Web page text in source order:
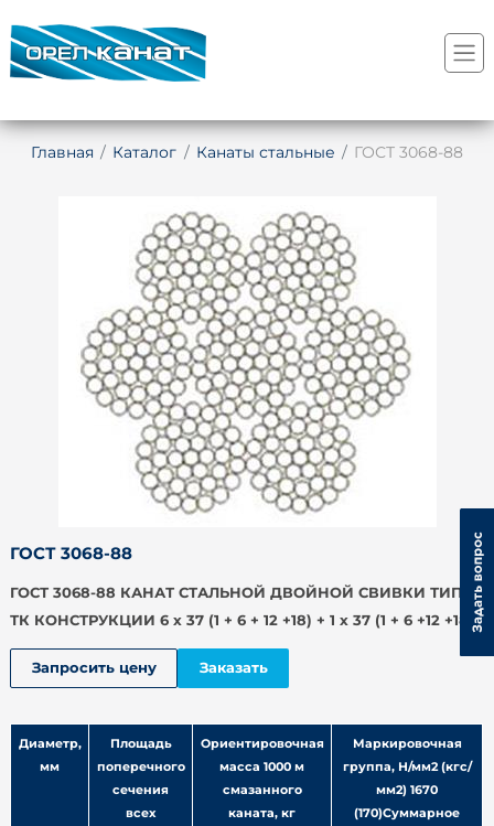
Главная Каталог Канаты стальные ГОСТ 3068-88
ГОСТ 3068-88
ГОСТ 3068-88 КАНАТ СТАЛЬНОЙ ДВОЙНОЙ СВИВКИ ТИПА
ТК КОНСТРУКЦИИ 6 х 37 (1 + 6 + 12 +18) + 1 х 37 (1 + 6 +12 +18)
Запросить цену Заказать
Диаметр,
мм
Площадь
поперечного
сечения
всех
Ориентировочная
масса 1000 м
смазанного
каната, кг
Маркировочная
группа, Н/мм2 (кгс/
мм2) 1670
(170)Суммарное